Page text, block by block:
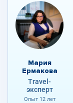
Мария
Ермакова
Travel-
эксперт
Опыт 12 лет